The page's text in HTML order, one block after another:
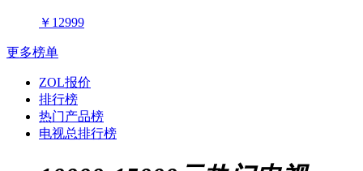
￥ 12999
更多榜单
ZOL报价
排行榜
热门产品榜
电视总排行榜